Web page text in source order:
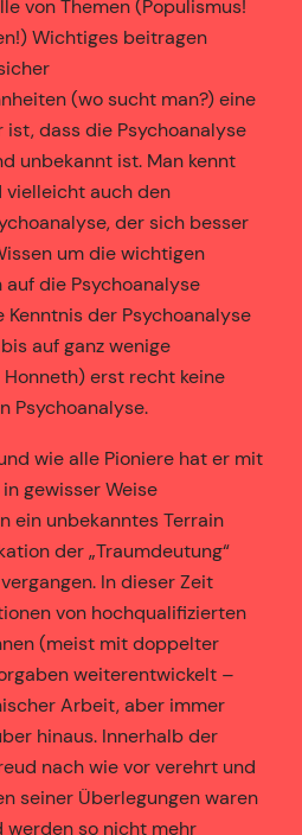
von Themen (Populismus!
Wichtiges beitragen
(wo sucht man?) eine
ist, dass die Psychoanalyse
unbekannt ist. Man kennt
vielleicht auch den
der sich besser
um die wichtigen
die Psychoanalyse
Kenntnis der Psychoanalyse
auf ganz wenige
erst recht keine
Psychoanalyse.
wie alle Pioniere hat er mit
gewisser Weise
ein unbekanntes Terrain
der „Traumdeutung“
In dieser Zeit
von hochqualifizierten
(meist mit doppelter
weiterentwickelt –
Arbeit, aber immer
hinaus. Innerhalb der
nach wie vor verehrt und
seiner Überlegungen waren
werden so nicht mehr